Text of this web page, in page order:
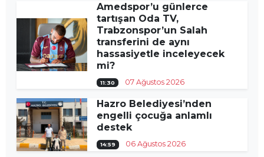
Amedspor’u günlerce
tartışan Oda TV,
Trabzonspor’un Salah
transferini de aynı
hassasiyetle inceleyecek
mi?
11:30 07 Ağustos 2026
Hazro Belediyesi’nden
engelli çocuğa anlamlı
destek
14:59 06 Ağustos 2026